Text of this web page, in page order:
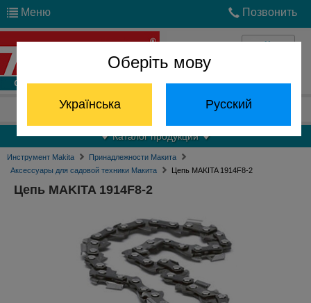
Оберіть мову
Українська Русский
Меню Позвонить
Войти
Отдел запчастей: (068) 824-24-24
Каталог продукции
Инструмент Makita
Принадлежности Макита
Аксессуары для садовой техники Макита
Цепь MAKITA 1914F8-2
Цепь MAKITA 1914F8-2